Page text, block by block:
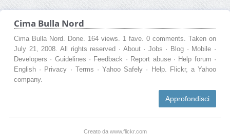
Cima Bulla Nord
Cima Bulla Nord. Done. 164 views. 1 fave. 0 comments. Taken on
July 21, 2008. All rights reserved · About · Jobs · Blog · Mobile ·
Developers · Guidelines · Feedback · Report abuse · Help forum ·
English · Privacy · Terms · Yahoo Safely · Help. Flickr, a Yahoo
company.
Approfondisci
Creato da www.flickr.com